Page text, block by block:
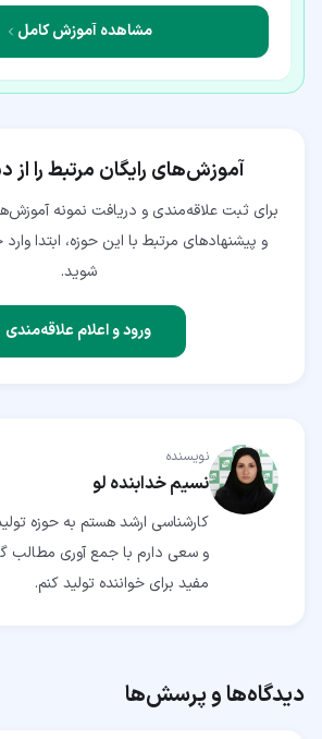
مشاهده آموزش کامل
آموزش‌های رایگان مرتبط را
برای ثبت علاقه‌مندی و دریافت نمونه
و پیشنهادهای مرتبط با این حوزه، ابتدا
شوید.
ورود و اعلام علاقه‌مندی
نویسنده
نسیم خدابنده لو
کارشناسی ارشد هستم به حوزه
و سعی دارم با جمع آوری مطالب
مفید برای خواننده تولید کنم.
دیدگاه‌ها و پرسش‌ها